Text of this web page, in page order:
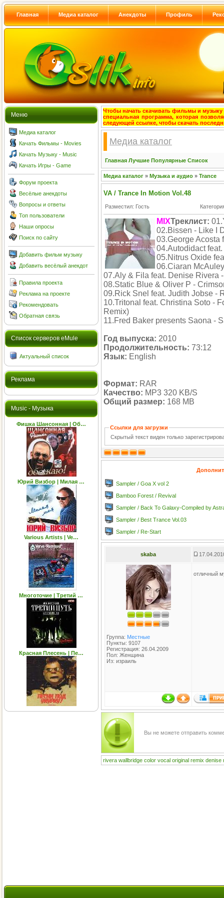
Главная Медиа каталог Анекдоты Профиль
Меню
Медиа каталог
Качать Фильмы - Movies
Качать Музыку - Music
Качать Игры - Game
Форум проекта
Весёлые анекдоты
Вопросы и ответы
Топ пользователи
Наши опросы
Поиск по сайту
Добавить фильм музыку
Добавить весёлый анекдот
Правила проекта
Реклама на проекте
Рекомендовать
Обратная связь
Cписок серверов eMule
Актуальный список
Реклама
Music - Музыка
Фишка Шансонная | Об…
Юрий Визбор | Милая …
Various Artists | Ve…
Многоточие | Третий …
Красная Плесень | Пе…
Чтобы начать скачивать фильмы и музыку
специальная программа, которая
следующей ссылке, чтобы скачать
Медиа каталог
Главная Лучшие Популярные Список
Медиа каталог » Музыка и аудио » Trance
VA / Trance In Motion Vol.48
Разместил: Гость
MIXТреклист:
02.Bissen - Like I
03.George Acosta
04.Autodidact
05.Nitrus Oxide
06.Ciaran
07.Aly & Fila feat. Denise Rivera
08.Static Blue & Oliver P -
09.Rick Snel feat. Judith Jobse -
10.Tritonal feat. Christina Soto -
Remix)
11.Fred Baker presents Saona -
Год выпуска: 2010
Продолжительность: 73:12
Язык: English
Формат: RAR
Качество: MP3 320 KB/S
Общий размер: 168 MB
Ссылки для загрузки
Скрытый текст виден только
Sampler / Goa X vol 2
Bamboo Forest / Revival
Sampler / Back To Galaxy-Compiled by
Sampler / Best Trance Vol.03
Sampler / Re-Start
skaba
Группа: Местные
Пункты: 9107
Регистрация: 26.04.2009
Пол: Женщина
Из: израиль
отличный
Вы не можете отправить
rivera wallbridge color vocal original remix denise